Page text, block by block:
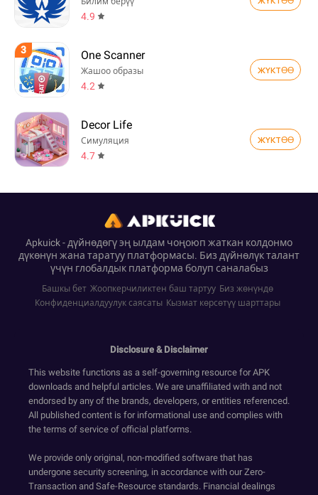
4.9
3 One Scanner
Жашоо образы
4.2
ЖҮКТӨӨ
Decor Life
Симуляция
4.7
ЖҮКТӨӨ
Apkuick - дүйнөдөгү эң ылдам чоңоюп жаткан колдонмо
дүкөнүн жана таратуу платформасы. Биз дүйнөлүк талант
үчүн глобалдык платформа болуп саналабыз
Башкы бет Жоопкерчиликтен баш тартуу Биз жөнүндө
Конфиденциалдуулук саясаты Кызмат көрсөтүү шарттары
Disclosure & Disclaimer
This website functions as a self-governing resource for APK
downloads and helpful articles. We are unaffiliated with and not
endorsed by any of the brands, developers, or entities referenced.
All published content is for informational use and complies with
the terms of service of official platforms.
We provide only original, non-modified software that has
undergone security screening, in accordance with our Zero-
Transaction and Safe-Resource standards. Financial dealings